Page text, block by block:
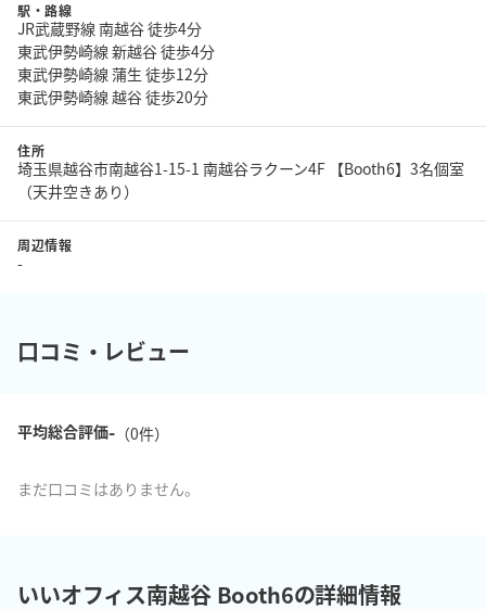
駅・路線
JR武蔵野線 南越谷 徒歩4分
東武伊勢崎線 新越谷 徒歩4分
東武伊勢崎線 蒲生 徒歩12分
東武伊勢崎線 越谷 徒歩20分
住所
埼玉県越谷市南越谷1-15-1 南越谷ラクーン4F 【Booth6】3名個室
（天井空きあり）
周辺情報
-
口コミ・レビュー
平均総合評価-（0件）
まだ口コミはありません。
いいオフィス南越谷 Booth6の詳細情報